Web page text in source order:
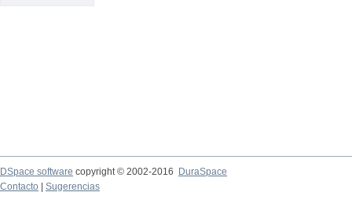
DSpace software copyright © 2002-2016
DuraSpace
Contacto
Sugerencias